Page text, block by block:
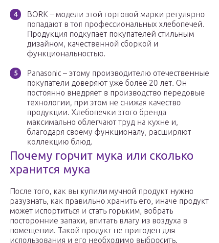
BORK – модели этой торговой марки регулярно
попадают в топ профессиональных хлебопечей.
Продукция подкупает покупателей стильным
дизайном, качественной сборкой и
функциональностью.
Panasonic – этому производителю отечественные
покупатели доверяют уже более 20 лет. Он
постоянно внедряет в производство передовые
технологии, при этом не снижая качество
продукции. Хлебопечки этого бренда
максимально облегчают труд на кухне и,
благодаря своему функционалу, расширяют
коллекцию блюд.
Почему горчит мука или сколько
хранится мука
После того, как вы купили мучной продукт нужно
разузнать, как правильно хранить его, иначе продукт
может испортиться и стать горьким, вобрать
посторонние запахи, впитать влагу из воздуха в
помещении. Такой продукт не пригоден для
использования и его необходимо выбросить.